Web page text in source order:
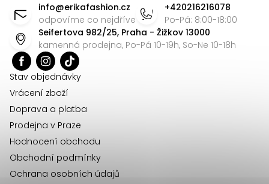
info@erikafashion.cz
odpovíme co nejdříve
+420216216078
Po-Pá: 8:00-18:00
Seifertova 982/25, Praha - Žižkov 13000
kamenná prodejna, Po-Pá 10-19h, So-Ne 10-18h
Stav objednávky
Vrácení zboží
Doprava a platba
Prodejna v Praze
Hodnocení obchodu
Obchodní podmínky
Ochrana osobních údajů